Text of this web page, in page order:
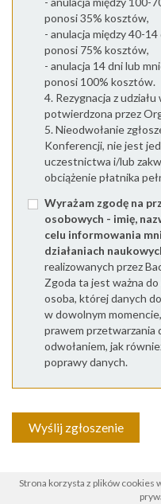
Strona korzysta z plików cookies
ponosi 35% kosztów,
- anulacja między 40-
ponosi 75% kosztów,
- anulacja 14 dni lub
ponosi 100% kosztów.
4. Rezygnacja z
potwierdzona przez
5. Nieodwołanie
Konferencji, nie jest
uczestnictwa i/lub
obciążenie płatnika
Wyrażam zgodę na
osobowych - imię,
celu informowania
działaniach
realizowanych przez
Zgoda ta jest ważna do
osoba, której danych
w dowolnym
prawem przetwarzania
odwołaniem, jak
poprawy danych.
Wyślij zgłoszenie